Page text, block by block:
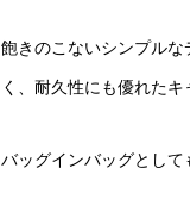
飽きのこないシンプル
く、耐久性にも優れたキ
バッグインバッグとして